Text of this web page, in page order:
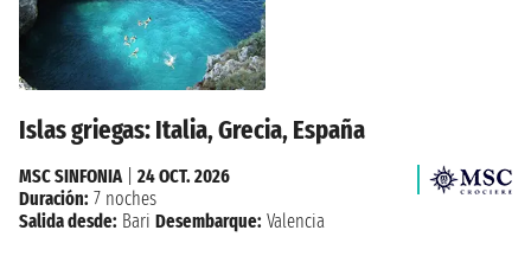
Islas griegas: Italia, Grecia, España
MSC SINFONIA| 24 OCT. 2026
Duración: 7 noches
Salida desde: Bari Desembarque: Valencia